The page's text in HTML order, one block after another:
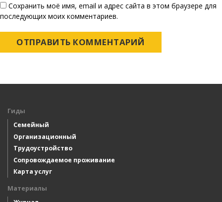
Сохранить моё имя, email и адрес сайта в этом браузере для
последующих моих комментариев.
Гиды
Семейный
Организационный
Трудоустройство
Сопровождаемое проживание
Карта услуг
Материалы